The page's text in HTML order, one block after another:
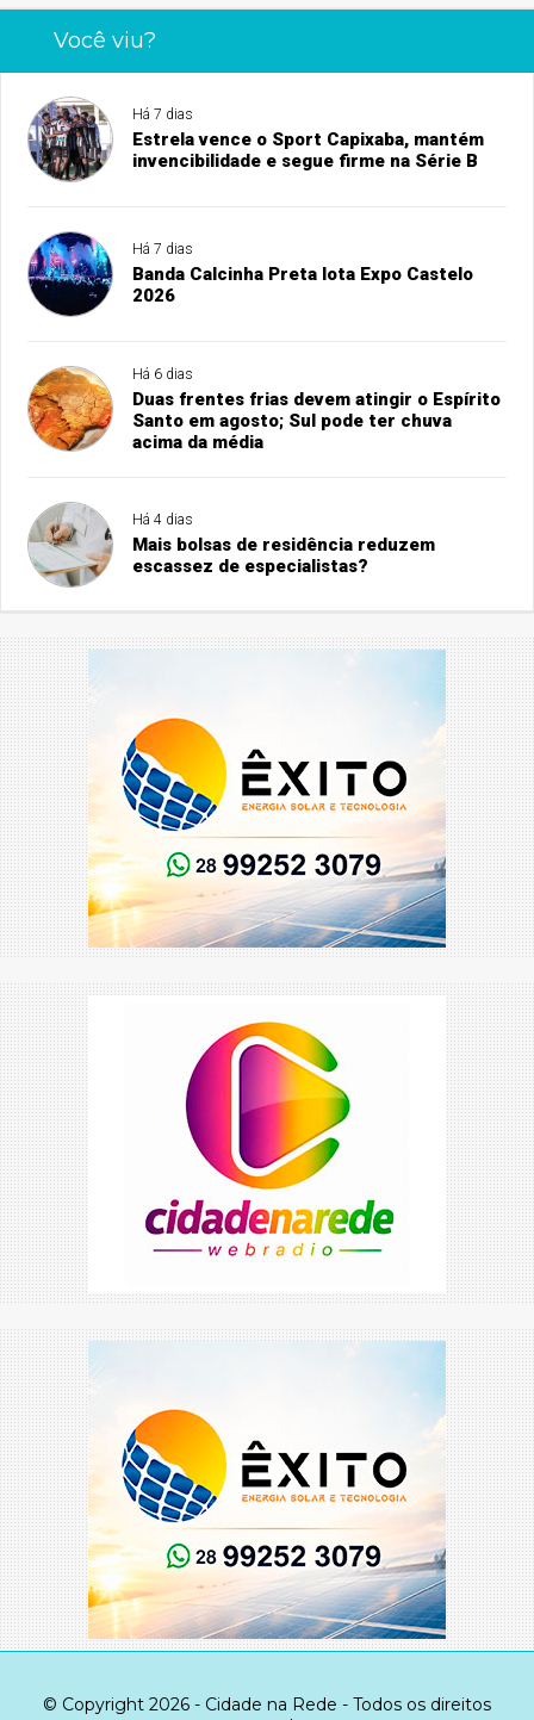
Você viu?
Há 7 dias
Estrela vence o Sport Capixaba, mantém
invencibilidade e segue firme na Série B
Há 7 dias
Banda Calcinha Preta lota Expo Castelo
2026
Há 6 dias
Duas frentes frias devem atingir o Espírito
Santo em agosto; Sul pode ter chuva
acima da média
Há 4 dias
Mais bolsas de residência reduzem
escassez de especialistas?
© Copyright 2026 - Cidade na Rede - Todos os direitos